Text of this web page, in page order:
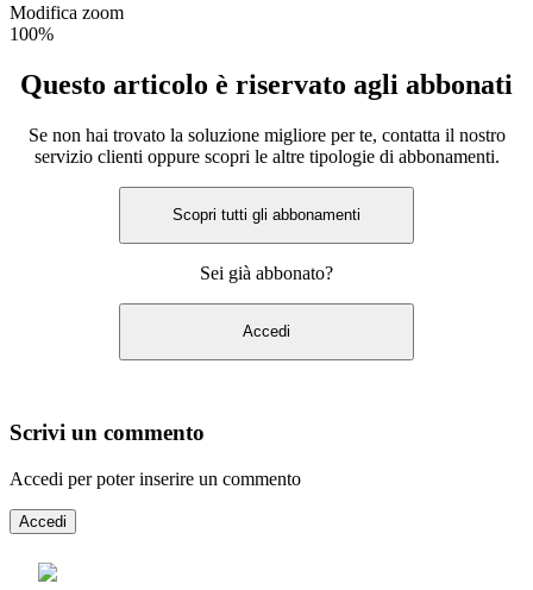
Modifica zoom
100%
Questo articolo è riservato agli abbonati
Se non hai trovato la soluzione migliore per te, contatta il nostro
servizio clienti oppure scopri le altre tipologie di abbonamenti.
Scopri tutti gli abbonamenti
Sei già abbonato?
Accedi
Scrivi un commento
Accedi per poter inserire un commento
Accedi